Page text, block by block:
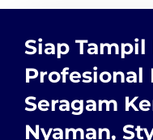
Siap
Profesional
Seragam
Nyaman,